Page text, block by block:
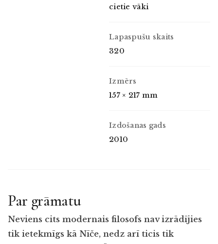
cietie vāki
Lapaspušu skaits
320
Izmērs
157 × 217 mm
Izdošanas gads
2010
Par grāmatu
Neviens cits modernais filosofs nav izrādījies
tik ietekmīgs kā Nīče, nedz arī ticis tik